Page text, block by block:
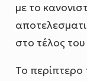
με το
στο τέλος
Το περίπτερο